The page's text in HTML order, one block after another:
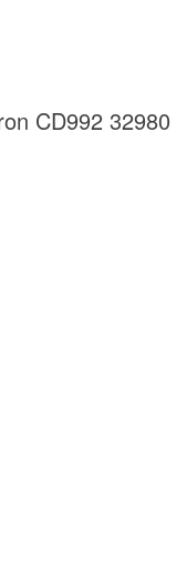
CD992 32980